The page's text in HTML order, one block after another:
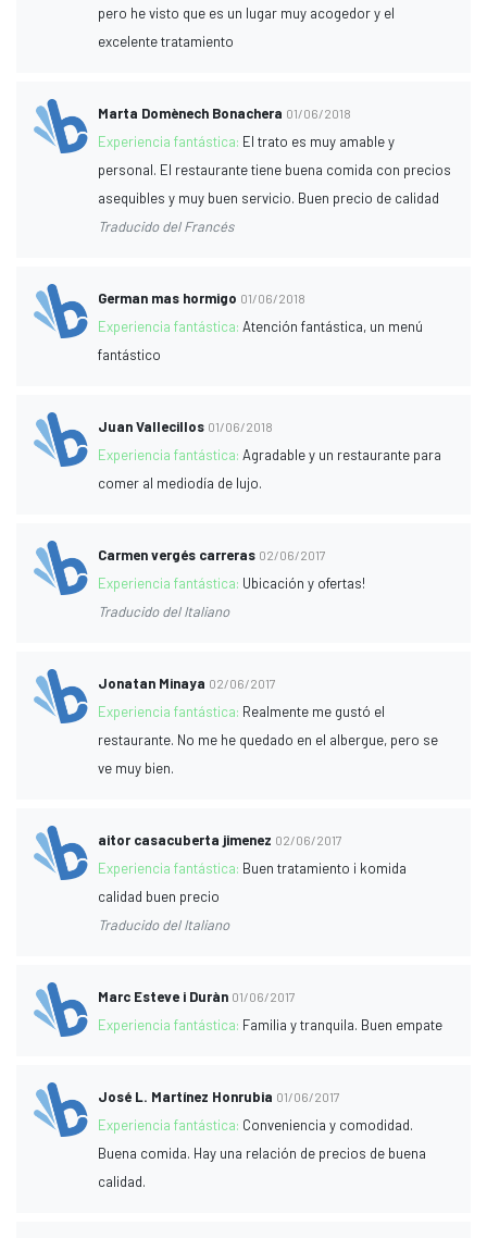
pero he visto que es un lugar muy acogedor y el
excelente tratamiento
Marta Domènech Bonachera 01/06/2018
Experiencia fantástica: El trato es muy amable y
personal. El restaurante tiene buena comida con precios
asequibles y muy buen servicio. Buen precio de calidad
Traducido del Francés
German mas hormigo 01/06/2018
Experiencia fantástica:Atención fantástica, un menú
fantástico
Juan Vallecillos 01/06/2018
Experiencia fantástica:Agradable y un restaurante para
comer al mediodía de lujo.
Carmen vergés carreras 02/06/2017
Experiencia fantástica: Ubicación y ofertas!
Traducido del Italiano
Jonatan Minaya 02/06/2017
Experiencia fantástica: Realmente me gustó el
restaurante. No me he quedado en el albergue, pero se
ve muy bien.
aitor casacuberta jimenez 02/06/2017
Experiencia fantástica: Buen tratamiento i komida
calidad buen precio
Traducido del Italiano
Marc Esteve i Duràn 01/06/2017
Experiencia fantástica: Familia y tranquila. Buen empate
José L. Martínez Honrubia 01/06/2017
Experiencia fantástica: Conveniencia y comodidad.
Buena comida. Hay una relación de precios de buena
calidad.